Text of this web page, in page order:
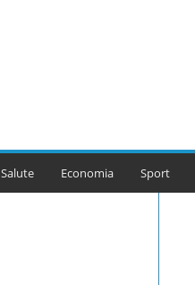
Salute Economia Sport